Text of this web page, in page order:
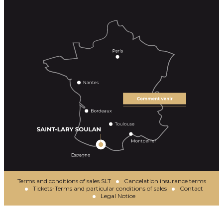
Terms and conditions of sales SLT
Cancelation insurance terms
Tickets-Terms and particular conditions of sales
Contact
Legal Notice